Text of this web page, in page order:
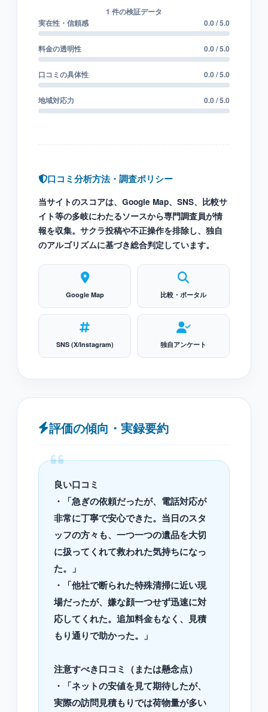
1 件の検証データ
実在性・信頼感
0.0 / 5.0
料金の透明性 0.0 / 5.0
口コミの具体性 0.0 / 5.0
地域対応力 0.0 / 5.0
口コミ分析方法・調査ポリシー
当サイトのスコアは、Google Map、SNS、比較サ
イト等の多岐にわたるソースから専門調査員が情
報を収集。サクラ投稿や不正操作を排除し、独自
のアルゴリズムに基づき総合判定しています。
Google Map 比較・ポータル
SNS (X/Instagram) 独自アンケート
評価の傾向・実録要約
良い口コミ
・「急ぎの依頼だったが、電話対応が
非常に丁寧で安心できた。当日のスタ
ッフの方々も、一つ一つの遺品を大切
に扱ってくれて救われた気持ちになっ
た。」
・「他社で断られた特殊清掃に近い現
場だったが、嫌な顔一つせず迅速に対
応してくれた。追加料金もなく、見積
もり通りで助かった。」
注意すべき口コミ（または懸念点）
・「ネットの安値を見て期待したが、
実際の訪問見積もりでは荷物量が多い